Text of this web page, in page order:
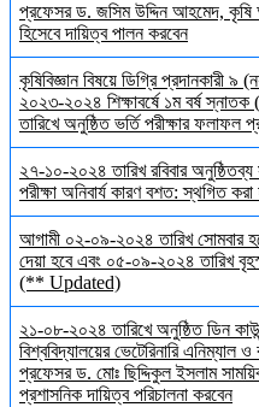
প্রফেসর ড. জসিম উদ্দিন আহমেদ, কৃষি
হিসেবে দায়িত্ব পালন করবেন
কৃষিবিজ্ঞান বিষয়ে ডিগ্রি প্রদানকারী ৯
২০২৩-২০২৪ শিক্ষাবর্ষে ১ম বর্ষ
তারিখে অনুষ্ঠিত ভর্তি পরীক্ষার ফলাফল
২৭-১০-২০২৪ তারিখ রবিবার
পরীক্ষা অনিবার্য কারণ বশত: স্থগিত
আগামী ০২-০৯-২০২৪ তারিখ সোমবার
দেয়া হবে এবং ০৫-০৯-২০২৪ তারিখ
(** Updated)
২১-০৮-২০২৪ তারিখে অনুষ্ঠিত ডিন
বিশ্ববিদ্যালয়ের ভেটেরিনারি এনিম্যাল
প্রফেসর ড. মোঃ ছিদ্দিকুল ইসলাম
প্রশাসনিক দায়িত্ব পরিচালনা করবেন